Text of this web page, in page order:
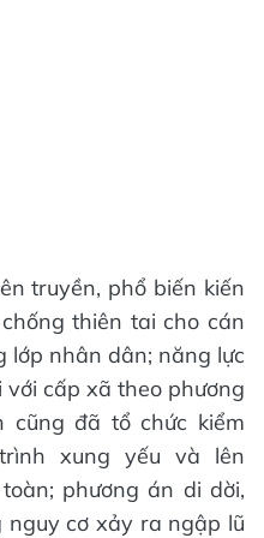
truyền, phổ biến kiến
thiên tai cho cán
lớp nhân dân; năng lực
cấp xã theo phương
cũng đã tổ chức kiểm
xung yếu và lên
phương án di dời,
cơ xảy ra ngập lũ